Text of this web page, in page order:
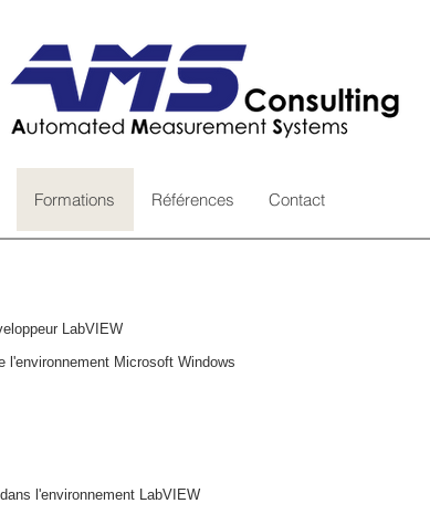
Formations Références Contact
LabVIEW
l'environnement Microsoft Windows
l'environnement LabVIEW